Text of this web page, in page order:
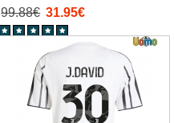
2025-26 Manica Corta
99.88€ 31.95€